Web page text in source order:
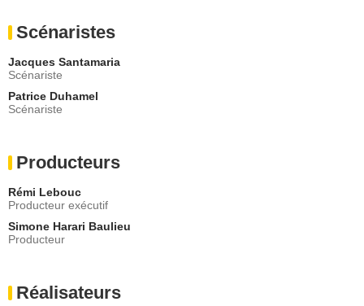
Scénaristes
Jacques Santamaria
Scénariste
Patrice Duhamel
Scénariste
Producteurs
Rémi Lebouc
Producteur exécutif
Simone Harari Baulieu
Producteur
Réalisateurs